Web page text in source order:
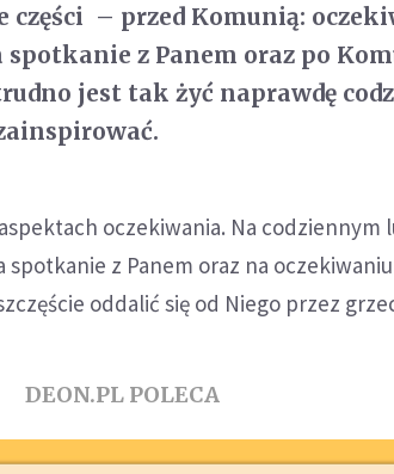
części – przed Komunią:
z Panem oraz po
jest tak żyć naprawdę
oczekiwania. Na codziennym
z Panem oraz na
oddalić się od Niego przez
DEON.PL POLECA